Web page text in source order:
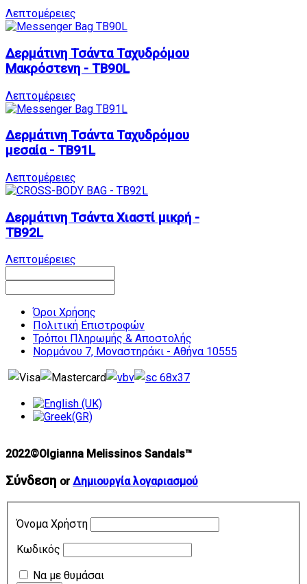
Λεπτομέρειες
Δερμάτινη Τσάντα Ταχυδρόμου
Μακρόστενη - TB90L
Λεπτομέρειες
Δερμάτινη Τσάντα Ταχυδρόμου
μεσαία - TB91L
Λεπτομέρειες
Δερμάτινη Τσάντα Χιαστί μικρή -
TB92L
Λεπτομέρειες
Όροι Χρήσης
Πολιτική Επιστροφών
Τρόποι Πληρωμής & Αποστολής
Νορμάνου 7, Μοναστηράκι - Αθήνα 10555
2022©Olgianna Melissinos Sandals™
Σύνδεση orΔημιουργία λογαριασμού
Όνομα Χρήστη
Κωδικός
Να με θυμάσαι